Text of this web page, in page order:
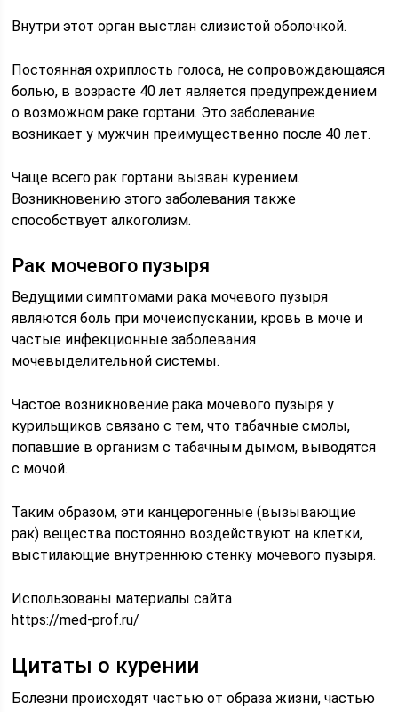
Внутри этот орган выстлан слизистой оболочкой.
Постоянная охриплость голоса, не сопровождающаяся
болью, в возрасте 40 лет является предупреждением
о возможном раке гортани. Это заболевание
возникает у мужчин преимущественно после 40 лет.
Чаще всего рак гортани вызван курением.
Возникновению этого заболевания также
способствует алкоголизм.
Рак мочевого пузыря
Ведущими симптомами рака мочевого пузыря
являются боль при мочеиспускании, кровь в моче и
частые инфекционные заболевания
мочевыделительной системы.
Частое возникновение рака мочевого пузыря у
курильщиков связано с тем, что табачные смолы,
попавшие в организм с табачным дымом, выводятся
с мочой.
Таким образом, эти канцерогенные (вызывающие
рак) вещества постоянно воздействуют на клетки,
выстилающие внутреннюю стенку мочевого пузыря.
Использованы материалы сайта
https://med-prof.ru/
Цитаты о курении
Болезни происходят частью от образа жизни, частью